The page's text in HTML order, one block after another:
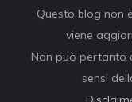
Questo blog non
viene
Non può pertanto
sensi